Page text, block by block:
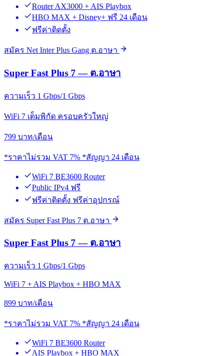
Router AX3000 + AIS Playbox
HBO MAX + Disney+ ฟรี 24 เดือน
ฟรีค่าติดตั้ง
สมัคร Net Inter Plus Gang ต.อาษา
Super Fast Plus 7 — ต.อาษา
ความเร็ว 1 Gbps/1 Gbps
WiFi 7 เต็มพิกัด ครอบครัวใหญ่
799 บาท/เดือน
*ราคาไม่รวม VAT 7% *สัญญา 24 เดือน
WiFi 7 BE3600 Router
Public IPv4 ฟรี
ฟรีค่าติดตั้ง ฟรีค่าอุปกรณ์
สมัคร Super Fast Plus 7 ต.อาษา
Super Fast Plus 7 — ต.อาษา
ความเร็ว 1 Gbps/1 Gbps
WiFi 7 + AIS Playbox + HBO MAX
899 บาท/เดือน
*ราคาไม่รวม VAT 7% *สัญญา 24 เดือน
WiFi 7 BE3600 Router
AIS Playbox + HBO MAX